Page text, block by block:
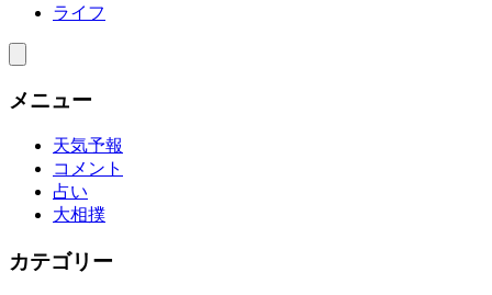
ライフ
メニュー
天気予報
コメント
占い
大相撲
カテゴリー